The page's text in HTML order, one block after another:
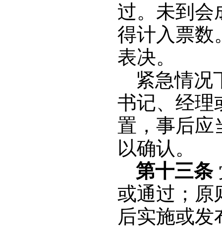
过。未到会
得计入票数
表决。
紧急情况
书记、经理
置，事后应
以确认。
第十三条
或通过；原
后实施或